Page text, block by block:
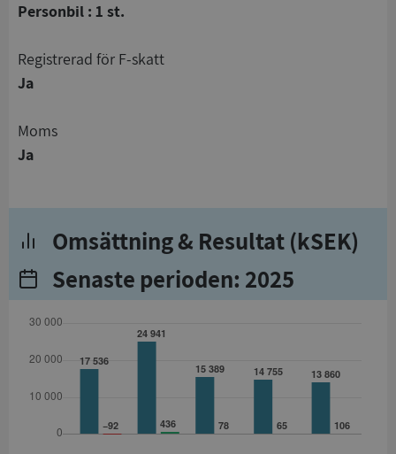
Personbil : 1 st.
registrerad för F-skatt
Ja
Moms
Ja
Omsättning & Resultat (kSEK)
Senaste perioden: 2025